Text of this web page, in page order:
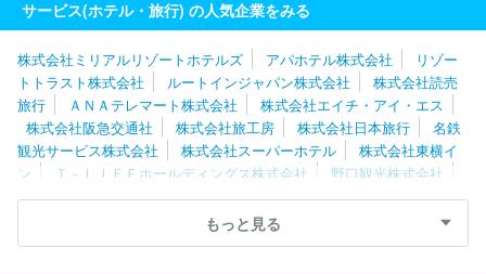
サービス(ホテル・旅行) の人気企業をみる
株式会社ミリアルリゾートホテルズ アパホテル株式会社
リゾー
トトラスト株式会社
ルートインジャパン株式会社
株式会社読売
旅行
ＡＮＡテレマート株式会社
株式会社エイチ・アイ・エス
株式会社阪急交通社
株式会社旅工房 株式会社日本旅行
名鉄
観光サービス株式会社
株式会社スーパーホテル
株式会社東横イ
ン
Ｔ－ＬＩＦＥホールディングス株式会社
野口観光株式会社
株式会社エス・ティー・ワールド
株式会社ＫＴＫ
株式会社浜友
ロングライフホールディング株式会社
株式会社阪急阪
神ホテルズ
もっと見る